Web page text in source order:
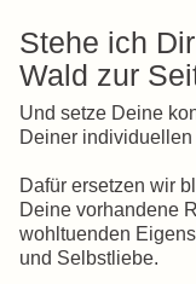
Stehe ich
Wald zur
Und setze Deine
Deiner
Dafür ersetzen wir
Deine vorhandene
wohltuenden
und Selbstliebe.